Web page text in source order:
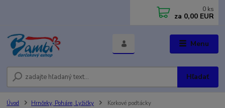
Menu
Hľadať
0 ks
za 0,00 EUR
Úvod Hrnčeky, Poháre, Lyžičky Korkové podtácky